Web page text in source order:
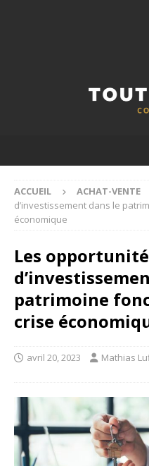
ACCUEIL ACHAT-VENTE
d’investissement dans le
économique
Les
patrimoine
crise
avril 20, 2023 Mathias